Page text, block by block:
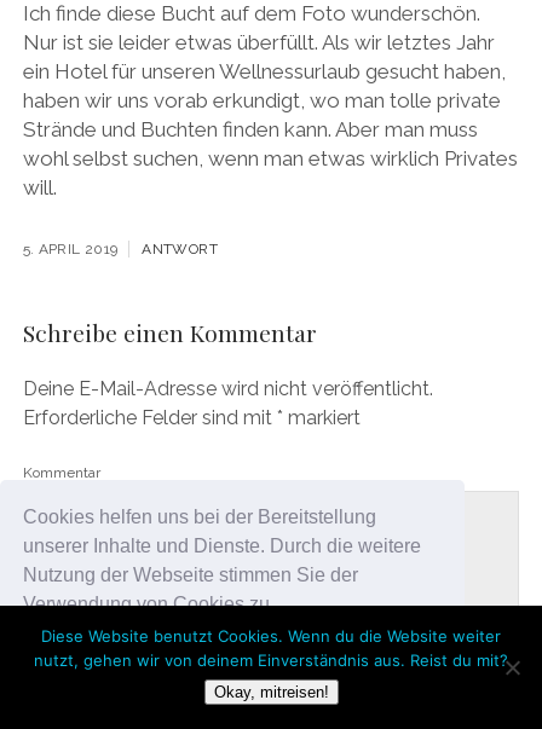
Cookies helfen uns bei der Bereitstellung
unserer Inhalte und Dienste. Durch die weitere
Nutzung der Webseite stimmen Sie der
Verwendung von Cookies zu.
Okay!
Ich finde diese Bucht auf dem Foto wunderschön.
Nur ist sie leider etwas überfüllt. Als wir letztes Jahr
ein Hotel für unseren Wellnessurlaub gesucht haben,
haben wir uns vorab erkundigt, wo man tolle private
Strände und Buchten finden kann. Aber man muss
wohl selbst suchen, wenn man etwas wirklich Privates
will.
5. APRIL 2019 ANTWORT
Schreibe einen Kommentar
Deine E-Mail-Adresse wird nicht veröffentlicht.
Erforderliche Felder sind mit * markiert
Kommentar
Diese Website benutzt Cookies. Wenn du die Website weiter
nutzt, gehen wir von deinem Einverständnis aus. Reist du mit?
Okay, mitreisen!